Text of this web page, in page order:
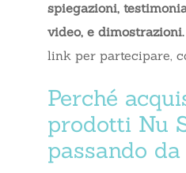
spiegazioni,
video, e dimostrazioni.
link per partecipare,
Perché
prodotti Nu
passando